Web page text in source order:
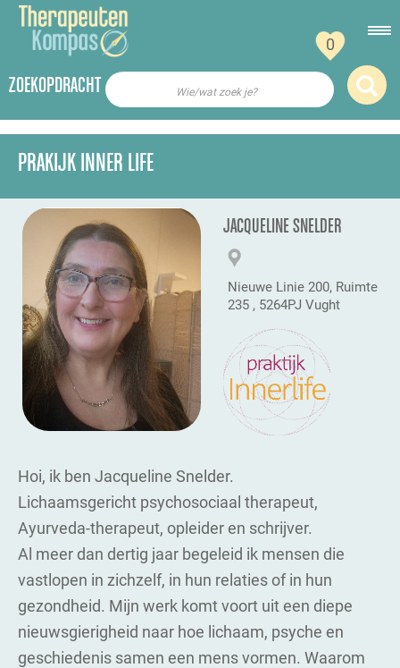
0
ZOEKOPDRACHT Wie/wat zoek je?
PRAKIJK INNER LIFE
JACQUELINE SNELDER
Nieuwe Linie 200, Ruimte
235 , 5264PJ Vught
Hoi, ik ben Jacqueline Snelder.
Lichaamsgericht psychosociaal therapeut,
Ayurveda-therapeut, opleider en schrijver.
Al meer dan dertig jaar begeleid ik mensen die
vastlopen in zichzelf, in hun relaties of in hun
gezondheid. Mijn werk komt voort uit een diepe
nieuwsgierigheid naar hoe lichaam, psyche en
geschiedenis samen een mens vormen. Waarom